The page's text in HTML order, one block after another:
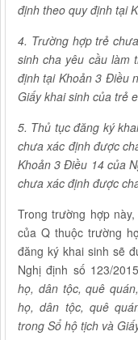
định theo quy định tại
4. Trường hợp trẻ
sinh cha yêu cầu làm
định tại Khoản 3 Điều
Giấy khai sinh của trẻ
5. Thủ tục đăng ký
chưa xác định được
Khoản 3 Điều 14 của
chưa xác định được
Trong trường hợp
của Q thuộc trường
đăng ký khai sinh sẽ
Nghị định số 123/
họ, dân tộc, quê
họ, dân tộc, quê
trong Sổ hộ tịch và